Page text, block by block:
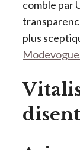
comble par
plus